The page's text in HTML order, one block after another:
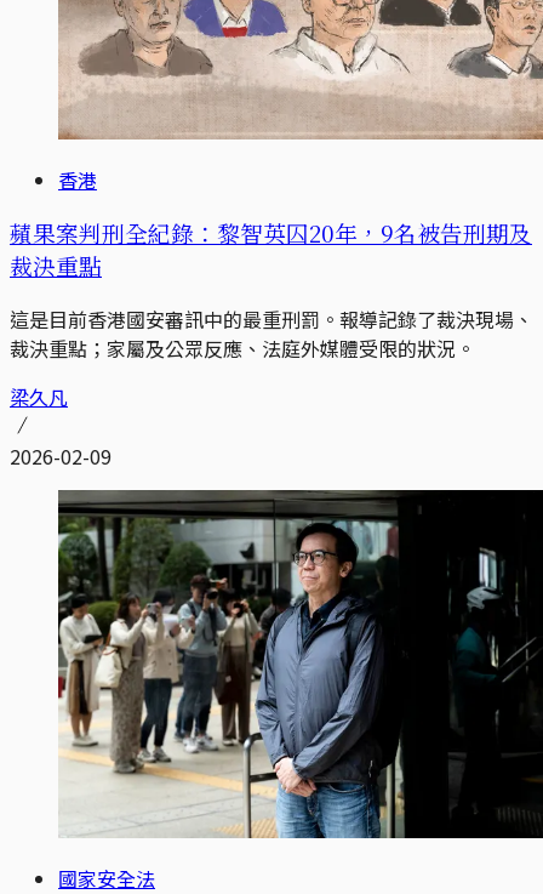
香港
蘋果案判刑全紀錄：黎智英囚20年，9名被告刑期及
裁決重點
這是目前香港國安審訊中的最重刑罰。報導記錄了裁決現場、
裁決重點；家屬及公眾反應、法庭外媒體受限的狀況。
梁久凡
2026-02-09
國家安全法